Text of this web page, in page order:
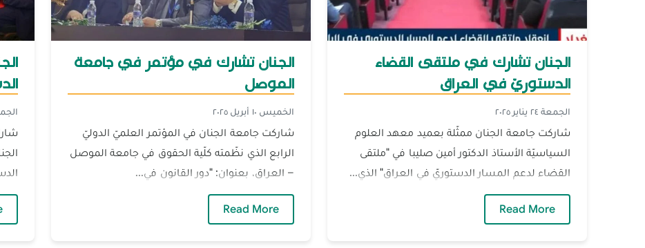
الجمعة ٢٧
الجنان تشارك في مؤتمر في جامعة
الموصل
الخميس ١٠ أبريل ٢٠٢٥
شاركت جامعة الجنان في المؤتمر العلميّ الدوليّ
الرابع الذي نظّمته كلّية الحقوق في جامعة الموصل
– العراق، بعنوان: "دور القانون في...
Read More
الجنان تشارك في ملتقى القضاء
الدستوريّ في العراق
الجمعة ٢٤ يناير ٢٠٢٥
شاركت جامعة الجنان ممثّلة بعميد معهد العلوم
السياسيّة الأستاذ الدكتور أمين صليبا في "ملتقى
القضاء لدعم المسار الدستوريّ في العراق" الذي...
Read More — الجنان تشارك في ملتقى القضاء الدستوريّ في العراق